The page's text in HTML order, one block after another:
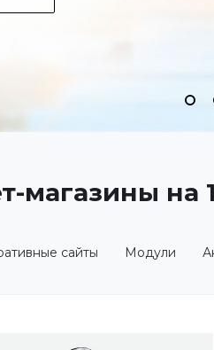
магазины на
сайты Модули